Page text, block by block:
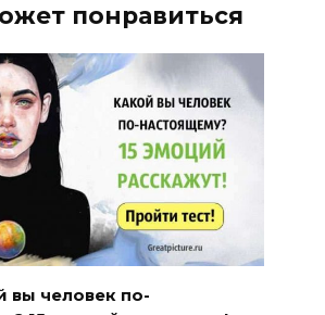
понравиться
вы человек по-